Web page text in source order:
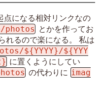
点になる相対リンクなの
photos とかを作ってお
れるので楽になる。 私は
${YYYY}/${YYY
に置くようにしてい
の代わりに imag